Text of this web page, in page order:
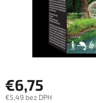
€6,75
€5,49 bez DPH